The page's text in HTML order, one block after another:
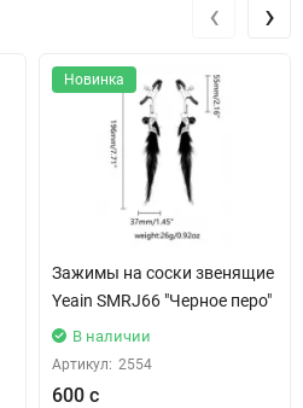
Новинка
Зажимы на соски звенящие
Yeain SMRJ66 "Черное перо"
В наличии
Артикул: 2554
600 с
‹ ›